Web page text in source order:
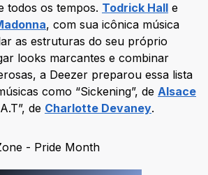
todos os tempos. Todrick Hall e
, com sua icônica música
as estruturas do seu próprio
looks marcantes e combinar
a Deezer preparou essa lista
como “Sickening”, de Alsace
de Charlotte Devaney.